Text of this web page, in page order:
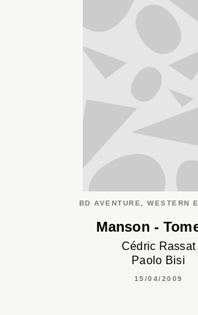
BD AVENTURE, WESTERN
Manson -
Cédric Rassat
Paolo Bisi
15/04/2009